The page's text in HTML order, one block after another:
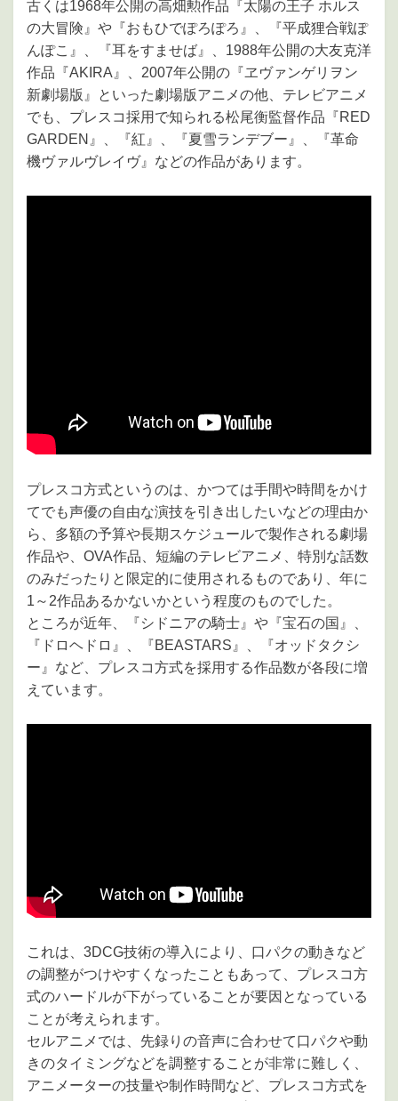
古くは1968年公開の高畑勲作品『太陽の王子 ホルス
の大冒険』や『おもひでぽろぽろ』、『平成狸合戦ぽ
んぽこ』、『耳をすませば』、1988年公開の大友克洋
作品『AKIRA』、2007年公開の『ヱヴァンゲリヲン
新劇場版』といった劇場版アニメの他、テレビアニメ
でも、プレスコ採用で知られる松尾衡監督作品『RED
GARDEN』、『紅』、『夏雪ランデブー』、『革命
機ヴァルヴレイヴ』などの作品があります。
プレスコ方式というのは、かつては手間や時間をかけ
てでも声優の自由な演技を引き出したいなどの理由か
ら、多額の予算や長期スケジュールで製作される劇場
作品や、OVA作品、短編のテレビアニメ、特別な話数
のみだったりと限定的に使用されるものであり、年に
1～2作品あるかないかという程度のものでした。
ところが近年、『シドニアの騎士』や『宝石の国』、
『ドロヘドロ』、『BEASTARS』、『オッドタクシ
ー』など、プレスコ方式を採用する作品数が各段に増
えています。
これは、3DCG技術の導入により、口パクの動きなど
の調整がつけやすくなったこともあって、プレスコ方
式のハードルが下がっていることが要因となっている
ことが考えられます。
セルアニメでは、先録りの音声に合わせて口パクや動
きのタイミングなどを調整することが非常に難しく、
アニメーターの技量や制作時間など、プレスコ方式を